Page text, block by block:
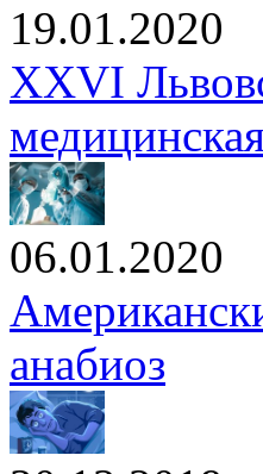
19.01.2020
XXVI
06.01.2020
анабиоз